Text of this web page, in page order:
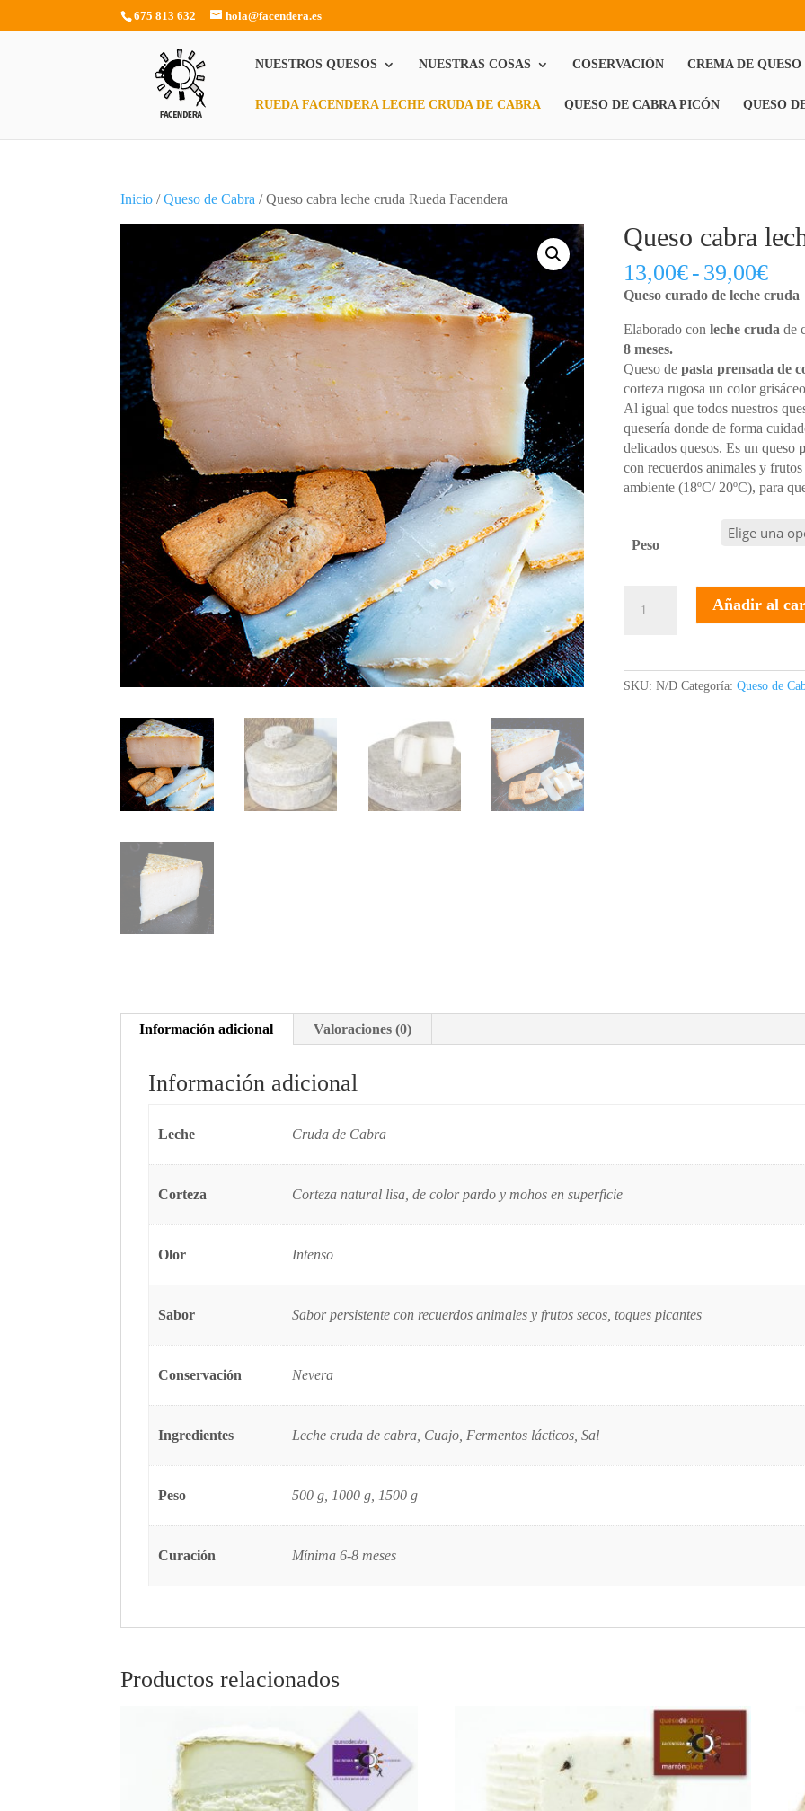
675 813 632 hola@facendera.es
NUESTROS QUESOS NUESTRAS COSAS COSERVACIÓN CREMA DE
RUEDA FACENDERA LECHE CRUDA DE CABRA QUESO DE CABRA PICÓN QUESO
Inicio /Queso de Cabra / Queso cabra leche cruda Rueda Facendera
Queso cabra
13,00€- 39,00€
de
Queso curado de leche cruda
Elaborado con leche cruda de
8 meses.
Queso depasta prensada de
corteza rugosa un color
Al igual que todos nuestros
quesería donde de forma
delicados quesos. Es un queso
con recuerdos animales y
ambiente (18ºC/ 20ºC), para
Peso
cabra
Rueda
Facendera
Añadir al
SKU: N/D Categoría: Queso de
Información adicional Valoraciones (0)
Información adicional
Leche Cruda de Cabra
Corteza Corteza natural lisa, de color pardo y mohos en superficie
Olor Intenso
Sabor Sabor persistente con recuerdos animales y frutos secos, toques picantes
Conservación Nevera
Ingredientes Leche cruda de cabra, Cuajo, Fermentos lácticos, Sal
Peso 500 g, 1000 g, 1500 g
Curación Mínima 6-8 meses
Productos relacionados